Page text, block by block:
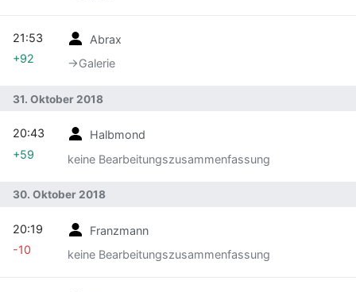
Abrax
→‎Galerie
21:53
+92
31. Oktober 2018
Halbmond
keine Bearbeitungszusammenfassung
20:43
+59
30. Oktober 2018
Franzmann
keine Bearbeitungszusammenfassung
20:19
-10